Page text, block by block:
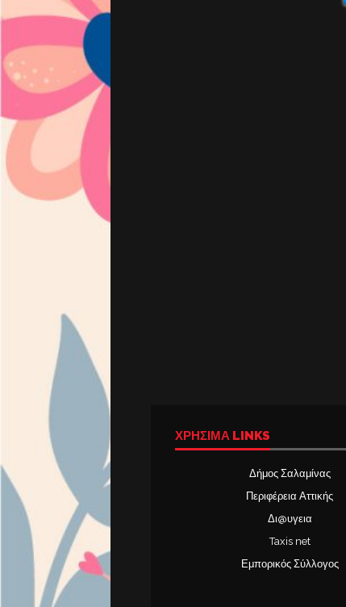
ΧΡΉΣΙΜΑ LINKS
Δήμος Σαλαμίνας
Περιφέρεια Αττικής
Δι@υγεια
Taxis net
Εμπορικός Σύλλογος